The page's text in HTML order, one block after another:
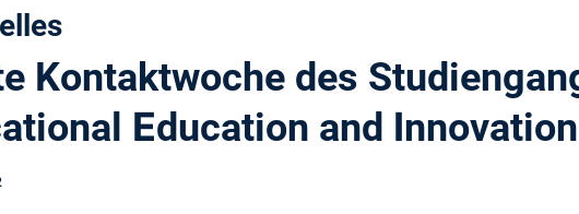
Kontaktwoche des
Εducation and Ιnnovation